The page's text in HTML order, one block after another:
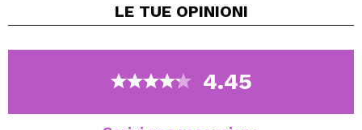
-Idrata, migliora l'elasticità e la tonicità della pelle
Accedi a tutti i prodotti della linea Manuka Tree tramite
LE TUE OPINIONI
4.45